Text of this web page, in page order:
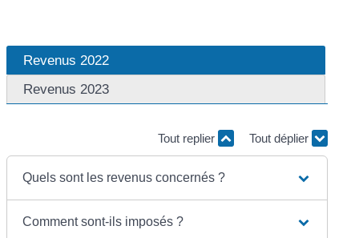
Revenus 2022
Revenus 2023
Tout replier Tout déplier
Quels sont les revenus concernés ?
Comment sont-ils imposés ?